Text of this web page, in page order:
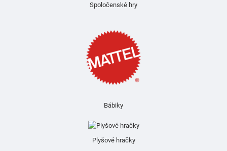
Spoločenské hry
Bábiky
Plyšové hračky